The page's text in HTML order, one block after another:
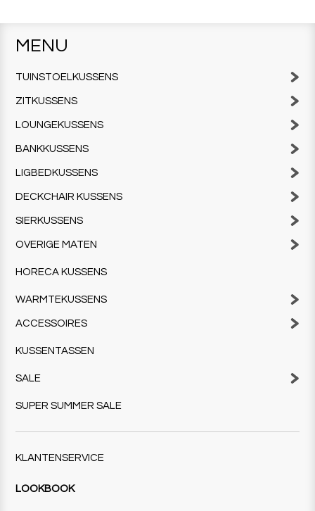
MENU
TUINSTOELKUSSENS
ZITKUSSENS
LOUNGEKUSSENS
BANKKUSSENS
LIGBEDKUSSENS
DECKCHAIR KUSSENS
SIERKUSSENS
OVERIGE MATEN
HORECA KUSSENS
WARMTEKUSSENS
ACCESSOIRES
KUSSENTASSEN
SALE
SUPER SUMMER SALE
KLANTENSERVICE
LOOKBOOK